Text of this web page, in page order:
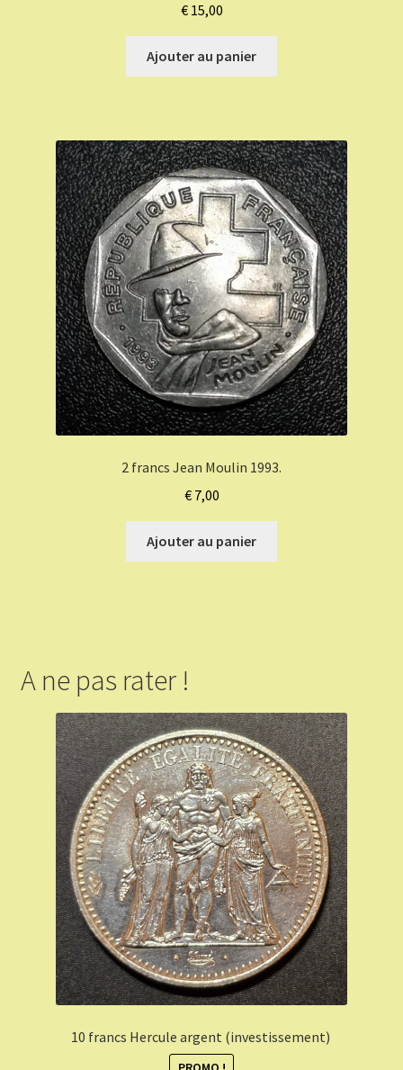
€15,00
Ajouter au panier
2 francs Jean Moulin 1993.
€7,00
Ajouter au panier
A ne pas rater !
10 francs Hercule argent (investissement)